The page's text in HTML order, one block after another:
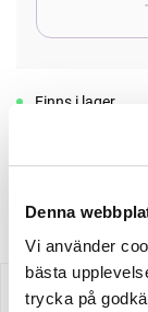
Denna
Vi använder
bästa
trycka på
Finns i lager
Beskrivning